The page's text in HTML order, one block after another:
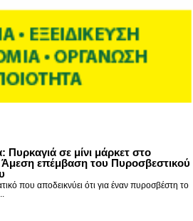
Πυρκαγιά σε μίνι μάρκετ στο
Άμεση επέμβαση του Πυροσβεστικού
που αποδεικνύει ότι για έναν πυροσβέστη το